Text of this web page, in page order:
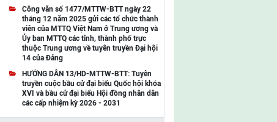
UBMTTQ Việt Nam tỉnh Lạng Sơn
UBMTTQ Việt Nam tỉnh Lai Châu
UBMTTQ Việt Nam tỉnh Điện Biên
UBMTTQ Việt Nam tỉnh Sơn La
UBMTTQ Việt Nam tỉnh Thanh Hóa
Công văn số 1477/MTTW-BTT ngày 22
tháng 12 năm 2025 gửi các tổ chức thành
viên của MTTQ Việt Nam ở Trung ương và
Ủy ban MTTQ các tỉnh, thành phố trực
thuộc Trung ương về tuyên truyền Đại hội
14 của Đảng
HƯỚNG DẪN 13/HD-MTTW-BTT: Tuyên
truyền cuộc bầu cử đại biểu Quốc hội khóa
XVI và bầu cử đại biểu Hội đồng nhân dân
các cấp nhiệm kỳ 2026 - 2031